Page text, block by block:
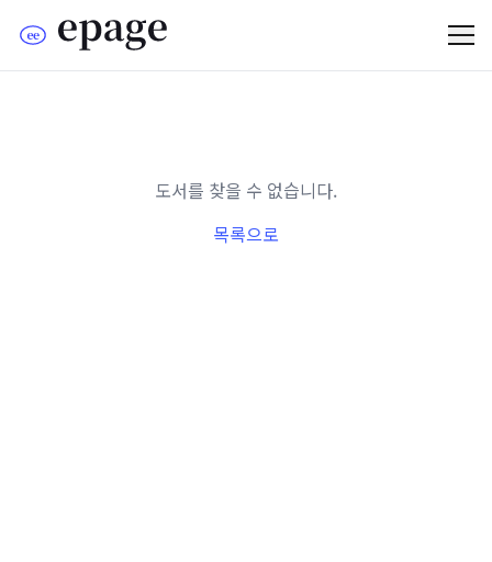
도서를 찾을 수 없습니다.
목록으로